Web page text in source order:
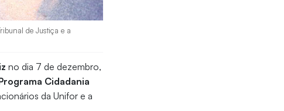
de Justiça e a
no dia 7 de dezembro,
Cidadania
da Unifor e a